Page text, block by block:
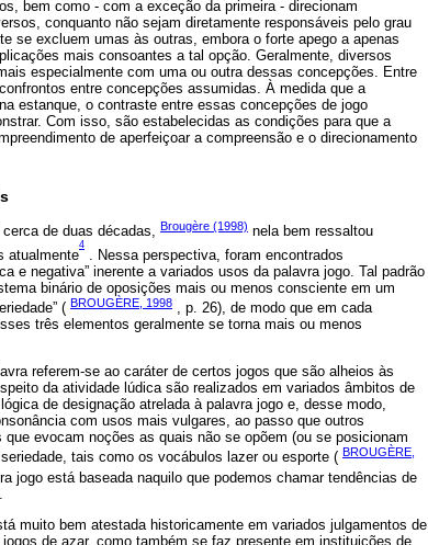
bem como - com a exceção da primeira - direcionam
conquanto não sejam diretamente responsáveis pelo grau
se excluem umas às outras, embora o forte apego a apenas
mais consoantes a tal opção. Geralmente, diversos
especialmente com uma ou outra dessas concepções. Entre
entre concepções assumidas. À medida que a
estanque, o contraste entre essas concepções de jogo
Com isso, são estabelecidas as condições para que a
de aperfeiçoar a compreensão e o direcionamento
de duas décadas, Brougère (1998) nela bem ressaltou
atualmente
4
. Nessa perspectiva, foram encontrados
e negativa” inerente a variados usos da palavra jogo. Tal padrão
binário de oposições mais ou menos consciente em um
( BROUGÈRE, 1998 , p. 26), de modo que em cada
três elementos geralmente se torna mais ou menos
referem-se ao caráter de certos jogos que são alheios às
da atividade lúdica são realizados em variados âmbitos de
de designação atrelada à palavra jogo e, desse modo,
com usos mais vulgares, ao passo que outros
evocam noções as quais não se opõem (ou se posicionam
tais como os vocábulos lazer ou esporte ( BROUGÈRE,
jogo está baseada naquilo que podemos chamar tendências de
muito bem atestada historicamente em variados julgamentos de
de azar, como também se faz presente em instituições de